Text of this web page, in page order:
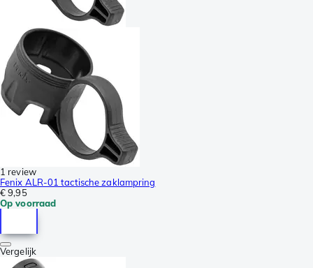
1 review
Fenix ALR-01 tactische zaklampring
€ 9,95
Op voorraad
Vergelijk